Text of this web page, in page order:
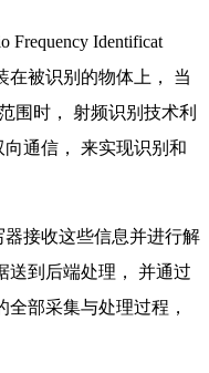
Frequency Identificat
在被识别的物体上， 当
围时， 射频识别技术利
通信， 来实现识别和
接收这些信息并进行解
送到后端处理， 并通过
部采集与处理过程，